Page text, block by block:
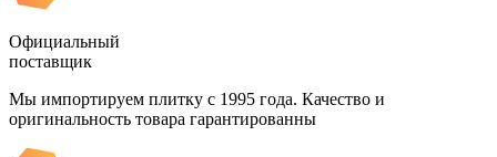
Официальный
поставщик
Мы импортируем плитку с 1995 года. Качество и
оригинальность товара гарантированны